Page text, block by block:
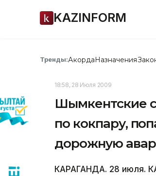
KAZINFORM
Тренды:АкордаНазначения
18:58, 28 Июля 2009
Шымкентские
по кокпару,
дорожную
КАРАГАНДА. 28 июля.